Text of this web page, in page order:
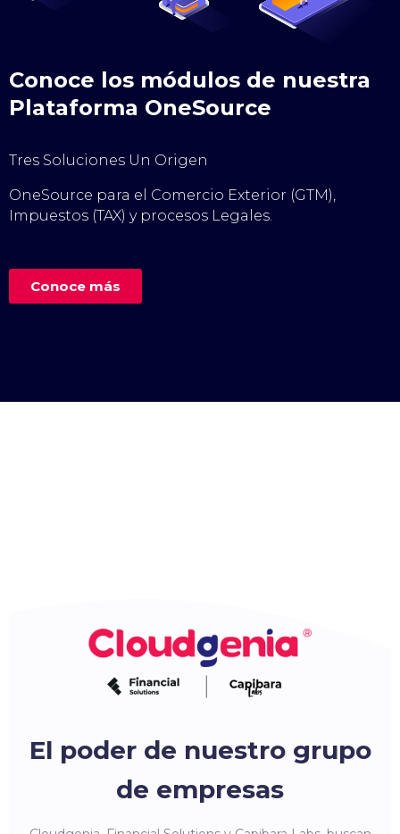
Conoce los módulos de nuestra
Plataforma OneSource
Tres Soluciones Un Origen
OneSource para el Comercio Exterior (GTM),
Impuestos (TAX) y procesos Legales.
Conoce más
El poder de nuestro grupo
de empresas